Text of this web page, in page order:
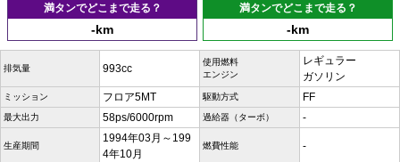
満タンでどこまで走る？
-km
満タンでどこまで走る？
-km
排気量 993cc
使用燃料
エンジン
レギュラー
ガソリン
ミッション フロア5MT 駆動方式 FF
最大出力 58ps/6000rpm 過給器（ターボ） -
生産期間
1994年03月～199
4年10月
燃費性能 -